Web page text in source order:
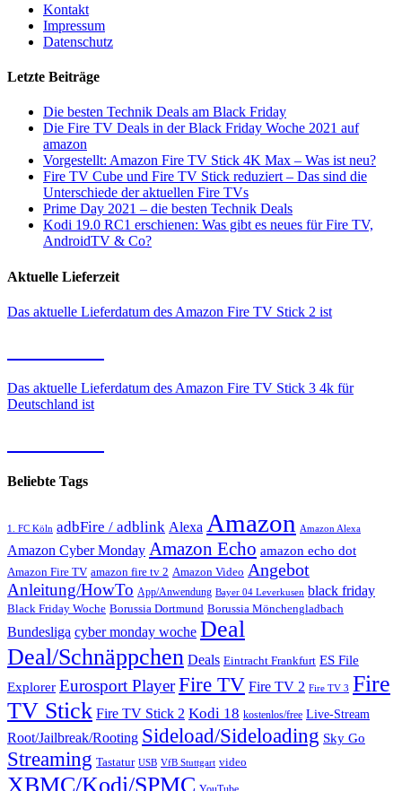
Kontakt
Impressum
Datenschutz
Letzte Beiträge
Die besten Technik Deals am Black Friday
Die Fire TV Deals in der Black Friday Woche 2021 auf
amazon
Vorgestellt: Amazon Fire TV Stick 4K Max – Was ist neu?
Fire TV Cube und Fire TV Stick reduziert – Das sind die
Unterschiede der aktuellen Fire TVs
Prime Day 2021 – die besten Technik Deals
Kodi 19.0 RC1 erschienen: Was gibt es neues für Fire TV,
AndroidTV & Co?
Aktuelle Lieferzeit
Das aktuelle Lieferdatum des Amazon Fire TV Stick 2 ist
Das aktuelle Lieferdatum des Amazon Fire TV Stick 3 4k für
Deutschland ist
Beliebte Tags
1. FC Köln adbFire / adblink Alexa Amazon Amazon Alexa
Amazon Cyber Monday Amazon Echo amazon echo dot
Amazon Fire TV amazon fire tv 2 Amazon Video Angebot
Anleitung/HowTo App/Anwendung Bayer 04 Leverkusen black friday
Black Friday Woche Borussia Dortmund Borussia Mönchengladbach
Bundesliga cyber monday woche Deal
Deal/Schnäppchen Deals Eintracht Frankfurt ES File
Explorer Eurosport PlayerFire TV Fire TV 2 Fire TV 3 Fire
TV Stick Fire TV Stick 2 Kodi 18 kostenlos/free Live-Stream
Root/Jailbreak/Rooting Sideload/Sideloading Sky Go
Streaming Tastatur USB VfB Stuttgart video
XBMC/Kodi/SPMC